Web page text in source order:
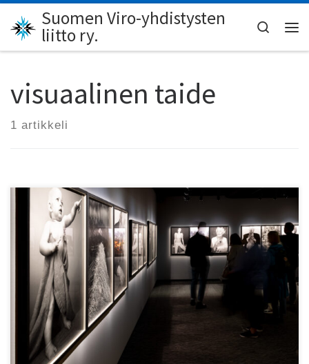
Skip to content
Suomen Viro-yhdistysten
liitto ry.
Search
visuaalinen taide
1 artikkeli
Eri puolille Tallinnaa levittäytyvä Fotokuu esittelee
valokuva- ja nykytaidetta marraskuun lopulle saakka.